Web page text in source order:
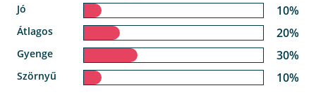
Jó 10%
Átlagos 20%
Gyenge 30%
Szörnyű 10%